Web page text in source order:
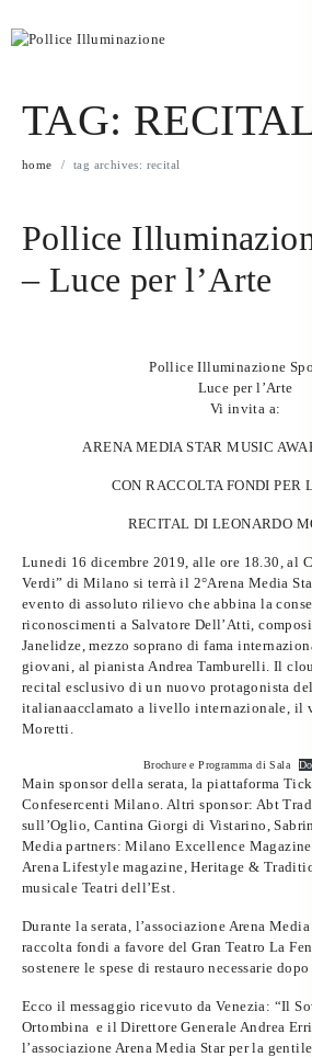
TAG:
home tag archives: recital
Pollice
– Luce per l’Arte
Pollice Illuminazione
Luce per l’Arte
Vi invita a:
ARENA MEDIA STAR MUSIC
CON RACCOLTA FONDI PER
RECITAL DI LEONARDO
Lunedi 16 dicembre 2019, alle ore 18.30, al
Verdi” di Milano si terrà il 2°Arena Media
evento di assoluto rilievo che abbina la
riconoscimenti a Salvatore Dell’Atti,
Janelidze, mezzo soprano di fama
giovani, al pianistaAndrea Tamburelli. Il
recital esclusivodi un nuovo protagonista
italianaacclamato a livello internazionale,
Moretti.
Brochure e Programma di Sala
Main sponsordella serata, la piattaforma
Confesercenti Milano. Altri sponsor: Abt
sull’Oglio, Cantina Giorgi di Vistarino,
Media partners:Milano Excellence
Arena Lifestyle magazine, Heritage &
musicale Teatri dell’Est.
Durante la serata, l’associazione Arena Media
raccolta fondi a favore del Gran Teatro La
sostenere le spese di restauro necessarie
Ecco il messaggio ricevuto da Venezia: “Il
Ortombina e il Direttore Generale Andrea
l’associazione Arena Media Star per la